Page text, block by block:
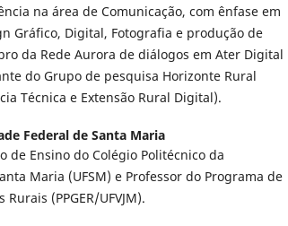
na área de Comunicação, com ênfase em
Gráfico, Digital, Fotografia e produção de
da Rede Aurora de diálogos em Ater Digital
do Grupo de pesquisa Horizonte Rural
Técnica e Extensão Rural Digital).
Federal de Santa Maria
de Ensino do Colégio Politécnico da
Maria (UFSM) e Professor do Programa de
(PPGER/UFVJM).